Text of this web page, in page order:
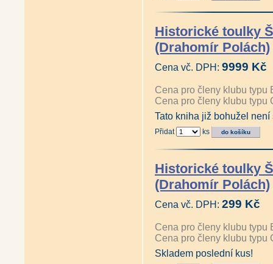
Historické toulky
(Drahomír Polách)
Cena vč. DPH: 9999 Kč
Cena pro členy klubu typu
Cena pro členy klubu typu
Tato kniha již bohužel není
Přidat ks
Historické toulky
(Drahomír Polách)
Cena vč. DPH: 299 Kč
Cena pro členy klubu typu
Cena pro členy klubu typu
Skladem poslední kus!